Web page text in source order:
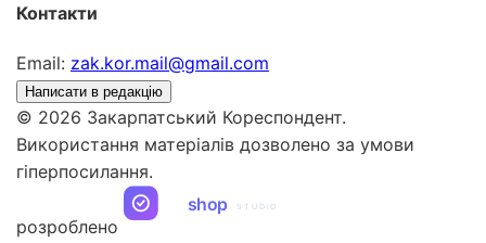
Контакти
Email: zak.kor.mail@gmail.com
Написати в редакцію
© 2026 Закарпатський Кореспондент.
Використання матеріалів дозволено за умови
гіперпосилання.
розроблено
shop STUDIO